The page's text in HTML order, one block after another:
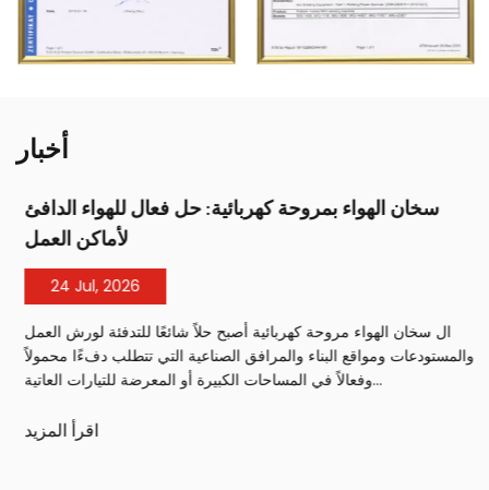
أخبار
سخان الهواء بمروحة كهربائية: حل فعال للهواء الدافئ
لأماكن العمل
24 Jul, 2026
ال سخان الهواء مروحة كهربائية أصبح حلاً شائعًا للتدفئة لورش العمل
والمستودعات ومواقع البناء والمرافق الصناعية التي تتطلب دفءًا محمولاً
وفعالاً في المساحات الكبيرة أو المعرضة للتيارات العاتية...
اقرأ المزيد